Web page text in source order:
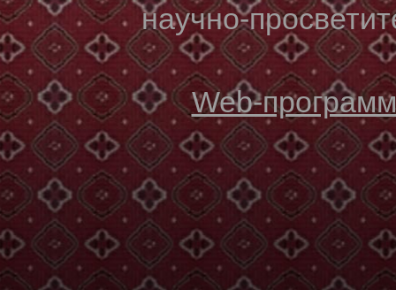
научно-
Web-